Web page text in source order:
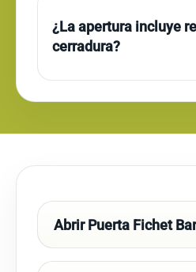
¿La apertura incluye
cerradura?
Abrir Puerta Fichet